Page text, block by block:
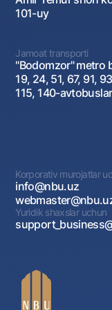
101-uy
Jamoat transporti
"Bodomzor" metro
19, 24, 51, 67, 91,
115, 140-avtobuslar
Korporativ murojatlar
info@nbu.uz
Yuridik shaxslar uchun